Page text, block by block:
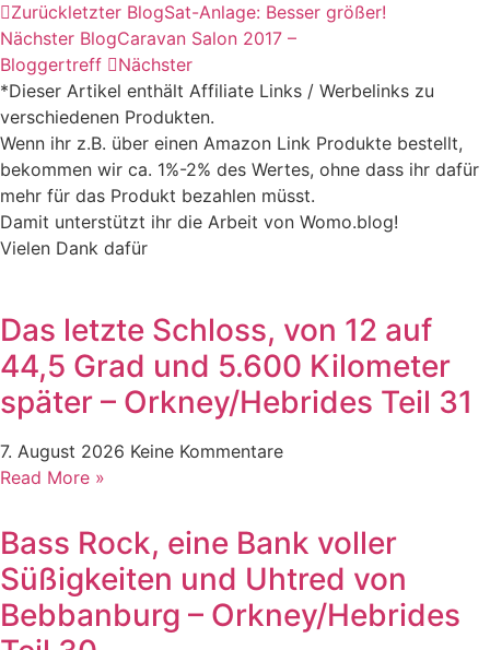
Zurückletzter BlogSat-Anlage: Besser größer!
Nächster BlogCaravan Salon 2017 –
Bloggertreff
Nächster
*Dieser Artikel enthält Affiliate Links / Werbelinks zu
verschiedenen Produkten.
Wenn ihr z.B. über einen Amazon Link Produkte bestellt,
bekommen wir ca. 1%-2% des Wertes, ohne dass ihr dafür
mehr für das Produkt bezahlen müsst.
Damit unterstützt ihr die Arbeit von Womo.blog!
Vielen Dank dafür
Das letzte Schloss, von 12 auf
44,5 Grad und 5.600 Kilometer
später – Orkney/Hebrides Teil 31
7. August 2026 Keine Kommentare
Read More »
Bass Rock, eine Bank voller
Süßigkeiten und Uhtred von
Bebbanburg – Orkney/Hebrides